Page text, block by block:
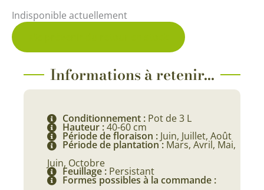
Indisponible actuellement
Informations à retenir...
Conditionnement : Pot de 3 L
Hauteur :40-60 cm
Période de floraison : Juin, Juillet, Août
Période de plantation : Mars, Avril, Mai,
Juin, Octobre
Feuillage : Persistant
Formes possibles à la commande :